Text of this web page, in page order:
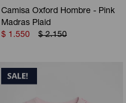
Camisa Oxford Hombre - Pink
Madras Plaid
$ 1.550 $ 2.150